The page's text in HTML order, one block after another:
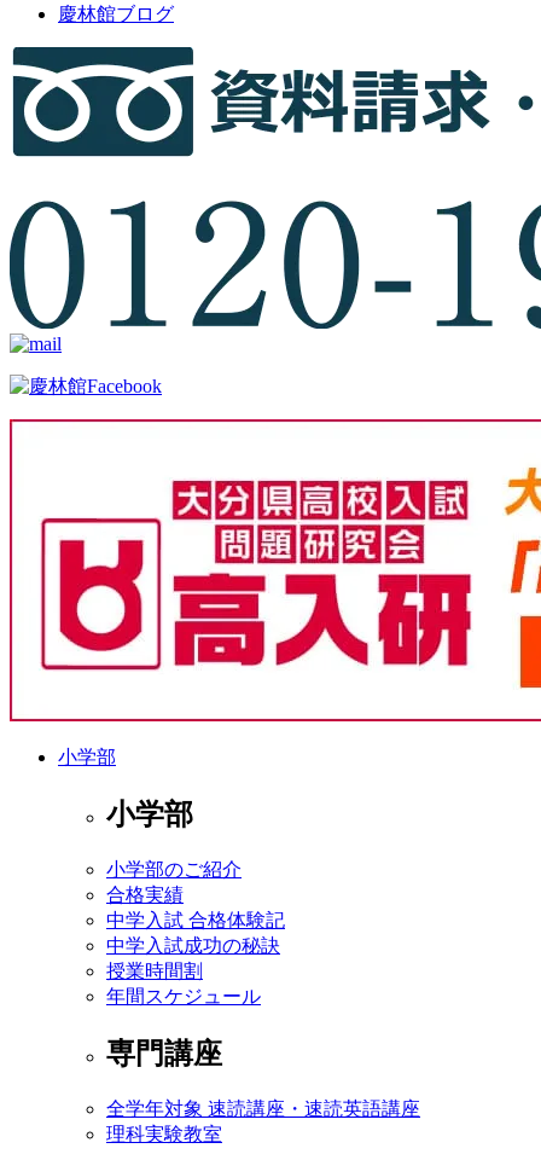
慶林館ブログ
小学部
小学部
小学部のご紹介
合格実績
中学入試 合格体験記
中学入試成功の秘訣
授業時間割
年間スケジュール
専門講座
全学年対象 速読講座・速読英語講座
理科実験教室